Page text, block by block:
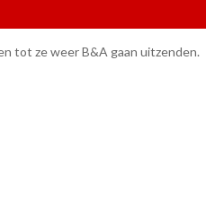
tot ze weer B&A gaan uitzenden.